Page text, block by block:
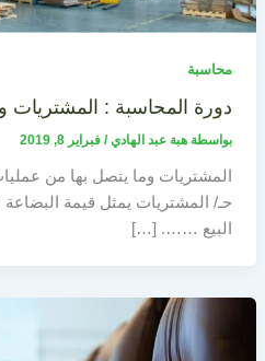
محاسبة
دورة المحاسبة : المشتريات
بواسطة هبة عبد الهادي/ فبراير 8, 2019
حـ/ المشتريات يمثل قيمة
البيع ……. […]